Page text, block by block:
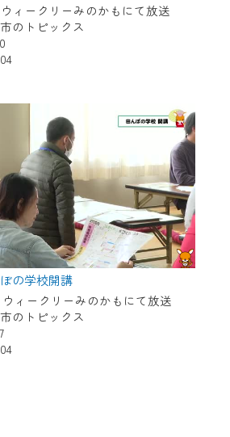
ィークリーみのかもにて放送
のトピックス
の学校開講
ィークリーみのかもにて放送
のトピックス